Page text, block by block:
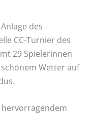
des
CC-Turnier des
29 Spielerinnen
Wetter auf